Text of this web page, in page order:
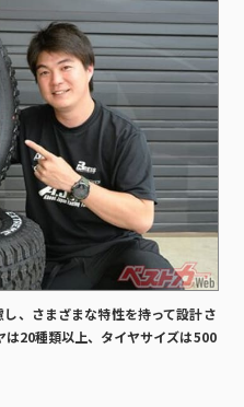
、さまざまな特性を持って設計さ
20種類以上、タイヤサイズは500